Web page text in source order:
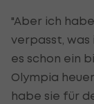
"Aber ich
verpasst, was
es schon ein
Olympia
habe sie für